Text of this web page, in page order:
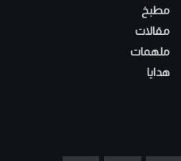
مطبخ
مقالات
ملهمات
هدايا